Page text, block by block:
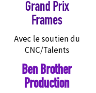
Grand Prix
Frames
Avec le soutien du
CNC/Talents
Ben Brother
Production